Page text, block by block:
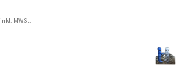
inkl. MWSt.